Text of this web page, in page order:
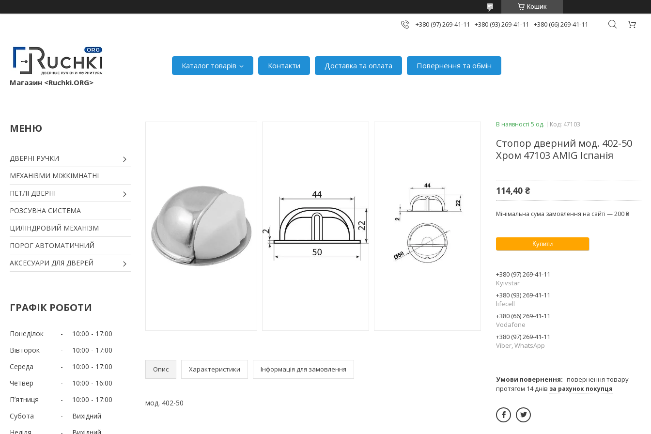
Кошик
+380 (97) 269-41-11 +380 (93) 269-41-11 +380 (66) 269-41-11
Магазин <Ruchki.ORG>
Каталог товарів Контакти Доставка та оплата Повернення та обмін
ДВЕРНІ РУЧКИ
МЕХАНІЗМИ МІЖКІМНАТНІ
ПЕТЛІ ДВЕРНІ
РОЗСУВНА СИСТЕМА
ЦИЛІНДРОВИЙ МЕХАНІЗМ
ПОРОГ АВТОМАТИЧНИЙ
АКСЕСУАРИ ДЛЯ ДВЕРЕЙ
ГРАФІК РОБОТИ
Понеділок 10:00
17:00
Вівторок
10:00
17:00
Середа
10:00
17:00
Четвер
10:00
16:00
Пʼятниця
10:00
17:00
Субота
Вихідний
Неділя
Вихідний
Опис Характеристики Інформація для замовлення
мод. 402-50
В наявності 5 од. Код: 47103
Стопор дверний мод. 402-50
Хром 47103 AMIG Іспанія
114,40 ₴
Мінімальна сума замовлення на сайті — 200 ₴
Купити
+380 (97) 269-41-11
Kyivstar
+380 (93) 269-41-11
lifecell
+380 (66) 269-41-11
Vodafone
+380 (97) 269-41-11
Viber, WhatsApp
повернення товару
протягом 14 днів за рахунок покупця